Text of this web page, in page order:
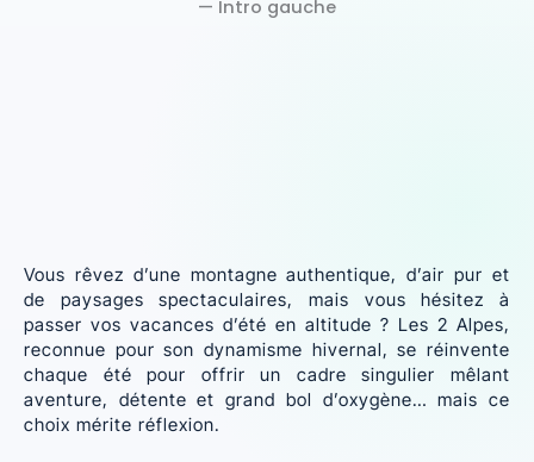
Vous rêvez d’une montagne authentique, d’air pur et
de paysages spectaculaires, mais vous hésitez à
passer vos vacances d’été en altitude ? Les 2 Alpes,
reconnue pour son dynamisme hivernal, se réinvente
chaque été pour offrir un cadre singulier mêlant
aventure, détente et grand bol d’oxygène… mais ce
choix mérite réflexion.